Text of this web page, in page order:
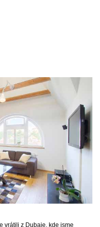
vrátili z Dubaje, kde jsme